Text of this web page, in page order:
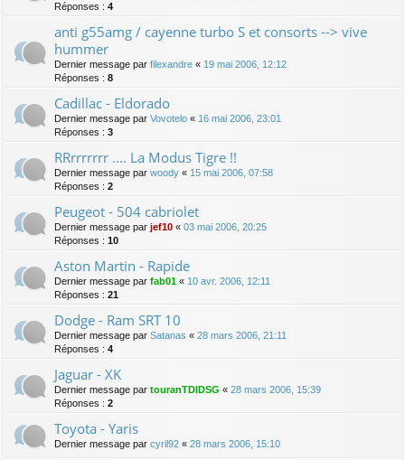
Réponses : 4
anti g55amg / cayenne turbo S et consorts --> vive
hummer
Dernier message par filexandre « 19 mai 2006, 12:12
Réponses : 8
Cadillac - Eldorado
Dernier message par Vovotelo « 16 mai 2006, 23:01
Réponses : 3
RRrrrrrrr .... La Modus Tigre !!
Dernier message par woody « 15 mai 2006, 07:58
Réponses : 2
Peugeot - 504 cabriolet
Dernier message par jef10 « 03 mai 2006, 20:25
Réponses : 10
Aston Martin - Rapide
Dernier message par fab01 « 10 avr. 2006, 12:11
Réponses : 21
Dodge - Ram SRT 10
Dernier message par Satanas « 28 mars 2006, 21:11
Réponses : 4
Jaguar - XK
Dernier message par touranTDIDSG « 28 mars 2006, 15:39
Réponses : 2
Toyota - Yaris
Dernier message par cyril92 « 28 mars 2006, 15:10